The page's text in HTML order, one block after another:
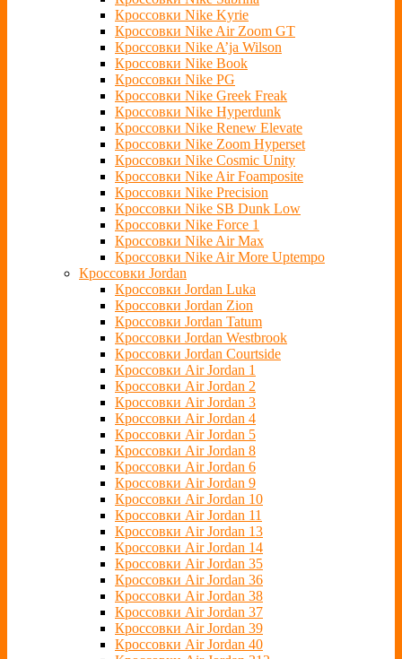
Кроссовки Nike Kyrie
Кроссовки Nike Air Zoom GT
Кроссовки Nike A’ja Wilson
Кроссовки Nike Book
Кроссовки Nike PG
Кроссовки Nike Greek Freak
Кроссовки Nike Hyperdunk
Кроссовки Nike Renew Elevate
Кроссовки Nike Zoom Hyperset
Кроссовки Nike Cosmic Unity
Кроссовки Nike Air Foamposite
Кроссовки Nike Precision
Кроссовки Nike SB Dunk Low
Кроссовки Nike Force 1
Кроссовки Nike Air Max
Кроссовки Nike Air More Uptempo
Кроссовки Jordan
Кроссовки Jordan Luka
Кроссовки Jordan Zion
Кроссовки Jordan Tatum
Кроссовки Jordan Westbrook
Кроссовки Jordan Courtside
Кроссовки Air Jordan 1
Кроссовки Air Jordan 2
Кроссовки Air Jordan 3
Кроссовки Air Jordan 4
Кроссовки Air Jordan 5
Кроссовки Air Jordan 8
Кроссовки Air Jordan 6
Кроссовки Air Jordan 9
Кроссовки Air Jordan 10
Кроссовки Air Jordan 11
Кроссовки Air Jordan 13
Кроссовки Air Jordan 14
Кроссовки Air Jordan 35
Кроссовки Air Jordan 36
Кроссовки Air Jordan 38
Кроссовки Air Jordan 37
Кроссовки Air Jordan 39
Кроссовки Air Jordan 40